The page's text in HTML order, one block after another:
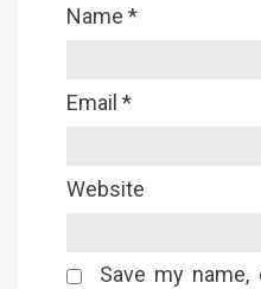
Name *
Email *
Website
Save my name,